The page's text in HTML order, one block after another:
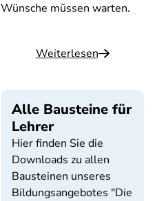
Wünsche müssen warten.
Weiterlesen
Alle Bausteine für
Lehrer
Hier finden Sie die
Downloads zu allen
Bausteinen unseres
Bildungsangebotes "Die